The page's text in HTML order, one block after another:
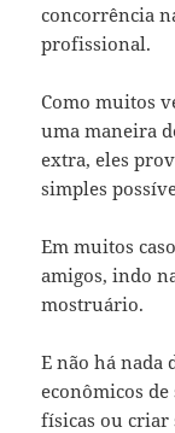
concorrência
profissional.
Como muitos
uma maneira
extra, eles
simples
Em muitos
amigos, indo
mostruário.
E não há nada
econômicos
físicas ou criar